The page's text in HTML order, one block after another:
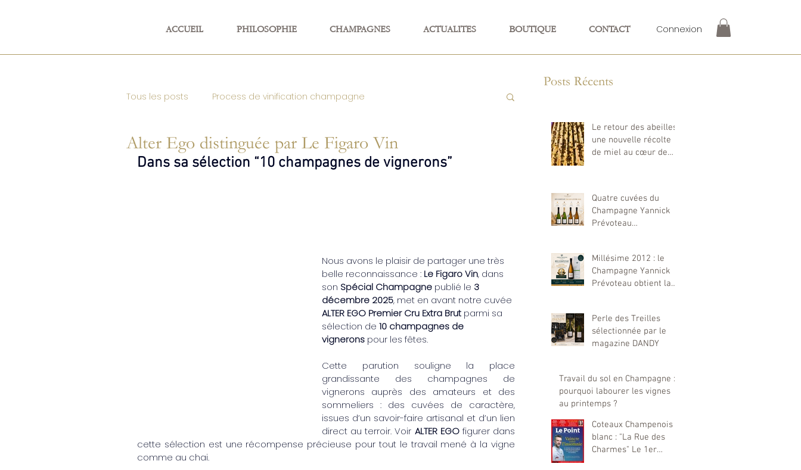
Connexion
ACCUEIL PHILOSOPHIE CHAMPAGNES ACTUALITES BOUTIQUE CONTACT
Tous les posts Process de vinification champagne
Vignoble de Champagne & HVE Champagne Life and Love
Alter Ego distinguée par Le Figaro Vin
Dans sa sélection “10 champagnes de vignerons”
Nous avons le plaisir de partager une très
belle reconnaissance : Le Figaro Vin, dans
son Spécial Champagne publié le 3
décembre 2025, met en avant notre cuvée
ALTER EGO Premier Cru Extra Brut parmi sa
sélection de 10 champagnes de
vignerons pour les fêtes.
Cette parution souligne la place
grandissante des champagnes de
vignerons auprès des amateurs et des
sommeliers : des cuvées de caractère,
issues d’un savoir-faire artisanal et d’un lien
direct au terroir. Voir ALTER EGO figurer dans
cette sélection est une récompense précieuse pour tout le travail mené à la vigne
comme au chai.
Posts Récents
Le retour des abeilles :
une nouvelle récolte
de miel au cœur de
Quatre cuvées du
Champagne Yannick
Prévoteau
Awards 2026
Millésime 2012 : le
Champagne Yannick
Prévoteau obtient la
de Bruxelles 2026
Perle des Treilles
sélectionnée par le
magazine DANDY
Travail du sol en Champagne :
pourquoi labourer les vignes
au printemps ?
Coteaux Champenois
blanc : "La Rue des
Charmes" Le 1er